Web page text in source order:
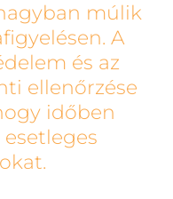
múlik
A
és az
ellenőrzése
időben